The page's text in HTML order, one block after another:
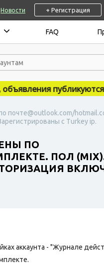
Новости + Регистрация
FAQ
публикуются
почте@outlook.com/
с Turkey ip.
ПО
ПОЛ
аккаунта - "Журнале